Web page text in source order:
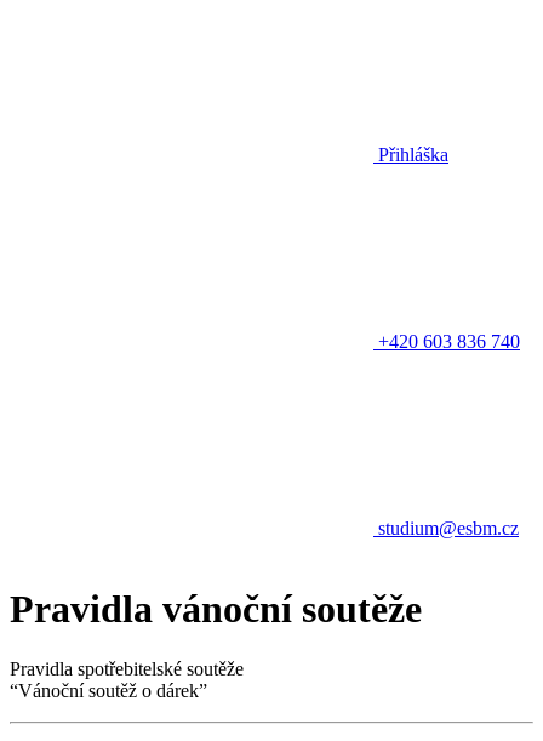
Přihláška
+420 603 836 740
studium@esbm.cz
Pravidla vánoční soutěže
Pravidla spotřebitelské soutěže
“Vánoční soutěž o dárek”